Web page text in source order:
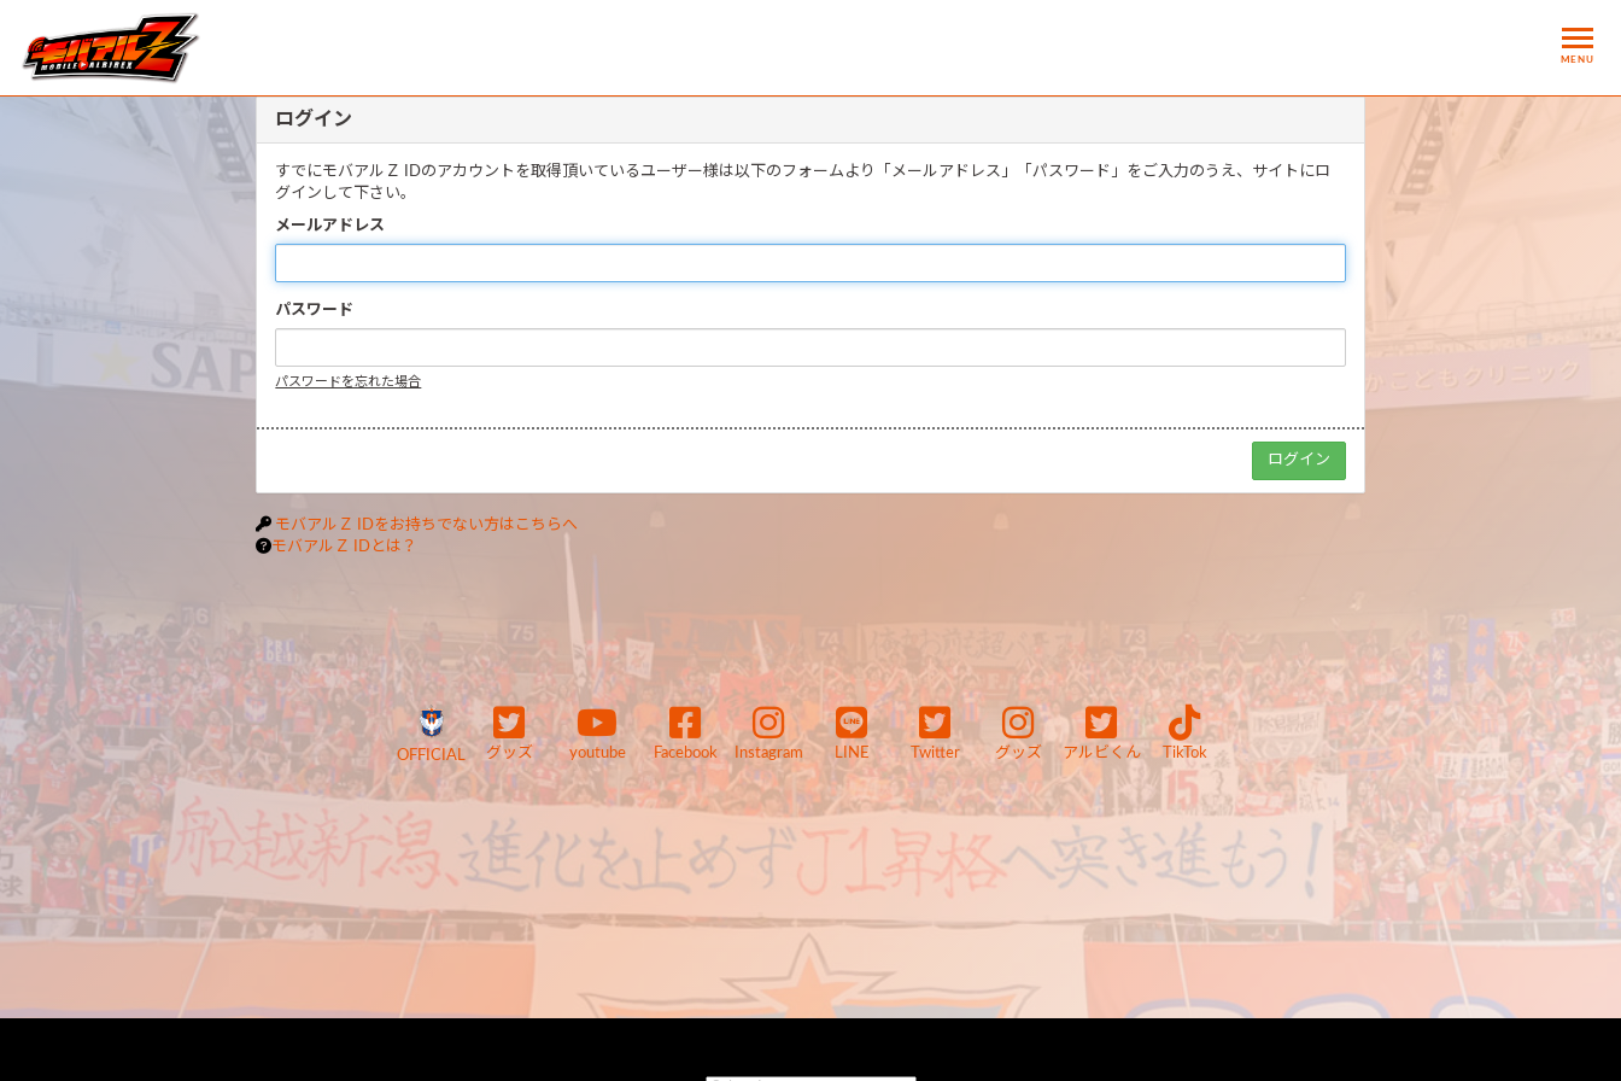
MENU
ログイン
すでにモバアルＺ IDのアカウントを取得頂いているユーザー様は以下のフォームより「メールアドレス」「パスワード」をご入力のうえ、サイトにロ
グインして下さい。
メールアドレス
パスワード
パスワードを忘れた場合
モバアルＺ IDをお持ちでない方はこちらへ
モバアルＺ IDとは？
OFFICIAL グッズ youtube Facebook Instagram LINE Twitter グッズ アルビくん TikTok